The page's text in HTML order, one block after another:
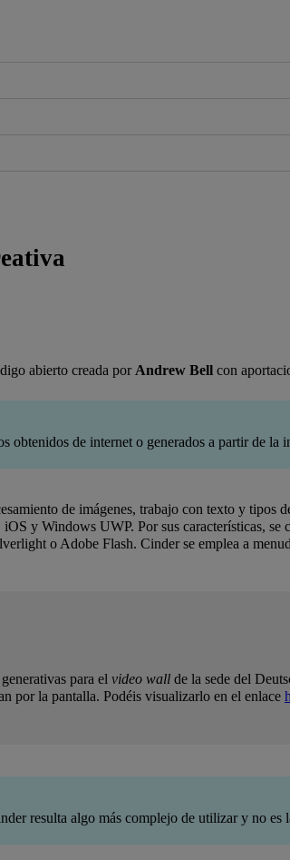
abierto creada por Andrew Bell con
obtenidos de internet o generados a partir de
de imágenes, trabajo con texto y
y Windows UWP. Por sus características, se
o Adobe Flash. Cinder se emplea a
para el video wall de la sede del
por la pantalla. Podéis visualizarlo en el enlace
resulta algo más complejo de utilizar y no